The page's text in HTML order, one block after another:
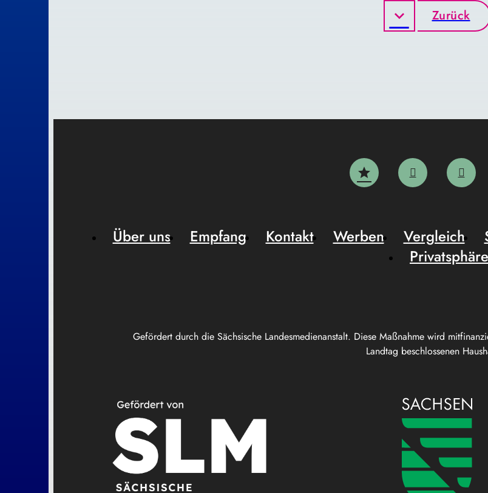
Zurück
Gefördert durch die Sächsische Landesmedienanstalt. Diese Maßnahme wird
Landtag beschlossenen
Über uns Empfang Kontakt Werben Vergleich
Privatsphäre